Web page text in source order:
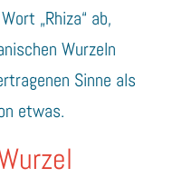
„Rhiza“ ab,
Wurzeln
Sinne als
etwas.